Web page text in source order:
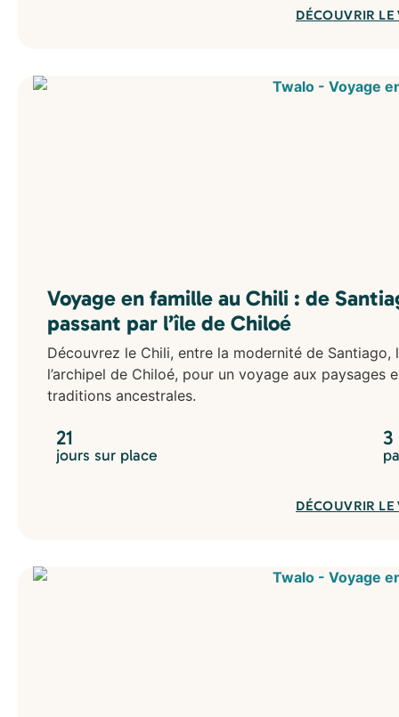
DÉCOUVRIR LE
Voyage en famille au Chili : de
passant par l’île de Chiloé
Découvrez le Chili, entre la modernité de
l’archipel de Chiloé, pour un voyage aux paysages
traditions ancestrales.
21
jours sur place
3
DÉCOUVRIR LE